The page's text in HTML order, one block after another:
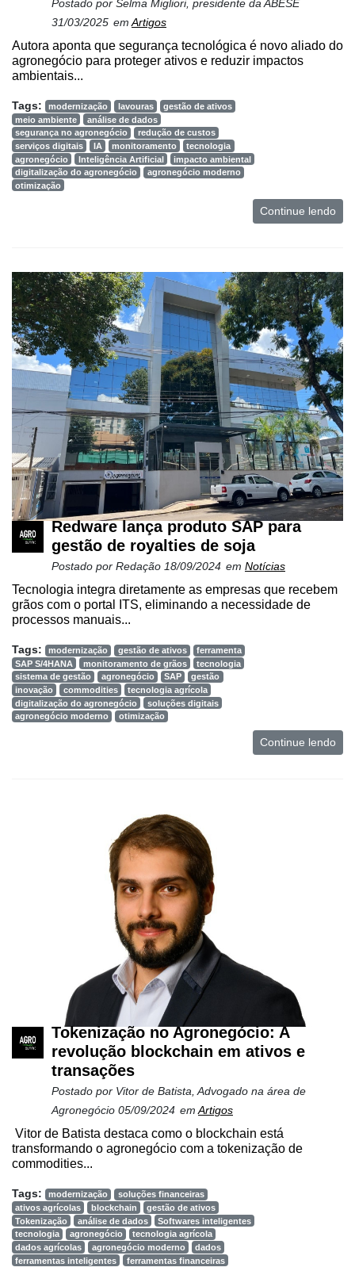
se
conta
Notícias
Automação
Robótica
Conectividade
Análise
E-
Informatização
da
Agricultura
Vertical
Postado por Selma Migliori, presidente da ABESE
31/03/2025 em Artigos
Autora aponta que segurança tecnológica é novo aliado do
agronegócio para proteger ativos e reduzir impactos
ambientais...
Tags: modernização lavouras
gestão de ativos
meio ambiente
análise de dados
segurança no agronegócio
redução de custos
serviços digitais
IA monitoramento
tecnologia
agronegócio
Inteligência Artificial
impacto ambiental
digitalização do agronegócio
agronegócio moderno
otimização
Continue lendo
Redware lança produto SAP para
gestão de royalties de soja
Postado por Redação 18/09/2024 em Notícias
Tecnologia integra diretamente as empresas que recebem
grãos com o portal ITS, eliminando a necessidade de
processos manuais...
Tags: modernização gestão de ativos
ferramenta
SAP S/4HANA
monitoramento de grãos
tecnologia
sistema de gestão
agronegócio SAP
gestão
inovação
commodities
tecnologia agrícola
digitalização do agronegócio
soluções digitais
agronegócio moderno
otimização
Continue lendo
Tokenização no Agronegócio: A
revolução blockchain em ativos e
transações
Postado por Vitor de Batista, Advogado na área de
Agronegócio 05/09/2024 emArtigos
Vitor de Batista destaca como o blockchain está
transformando o agronegócio com a tokenização de
commodities...
Tags: modernização
soluções financeiras
ativos agrícolas
blockchain
gestão de ativos
Tokenização
análise de dados
Softwares inteligentes
tecnologia
agronegócio
tecnologia agrícola
dados agrícolas
agronegócio moderno
dados
ferramentas inteligentes
ferramentas financeiras